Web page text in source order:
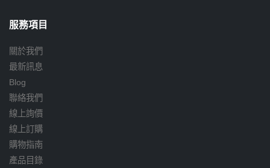
服務項目
關於我們
最新訊息
Blog
聯絡我們
線上詢價
線上訂購
購物指南
產品目錄